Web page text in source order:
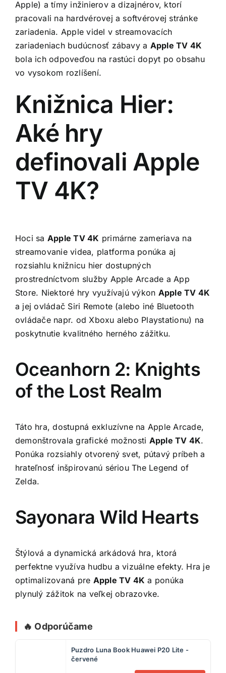
Apple) a tímy inžinierov a dizajnérov, ktorí
pracovali na hardvérovej a softvérovej stránke
zariadenia. Apple videl v streamovacích
zariadeniach budúcnosť zábavy a Apple TV 4K
bola ich odpoveďou na rastúci dopyt po obsahu
vo vysokom rozlíšení.
Knižnica Hier:
Aké hry
definovali Apple
TV 4K?
Hoci sa Apple TV 4K primárne zameriava na
streamovanie videa, platforma ponúka aj
rozsiahlu knižnicu hier dostupných
prostredníctvom služby Apple Arcade a App
Store. Niektoré hry využívajú výkon Apple TV 4K
a jej ovládač Siri Remote (alebo iné Bluetooth
ovládače napr. od Xboxu alebo Playstationu) na
poskytnutie kvalitného herného zážitku.
Oceanhorn 2: Knights
of the Lost Realm
Táto hra, dostupná exkluzívne na Apple Arcade,
demonštrovala grafické možnosti Apple TV 4K.
Ponúka rozsiahly otvorený svet, pútavý príbeh a
hrateľnosť inšpirovanú sériou The Legend of
Zelda.
Sayonara Wild Hearts
Štýlová a dynamická arkádová hra, ktorá
perfektne využíva hudbu a vizuálne efekty. Hra je
optimalizovaná pre Apple TV 4K a ponúka
plynulý zážitok na veľkej obrazovke.
🔥 Odporúčame
Puzdro Luna Book Huawei P20 Lite -
červené